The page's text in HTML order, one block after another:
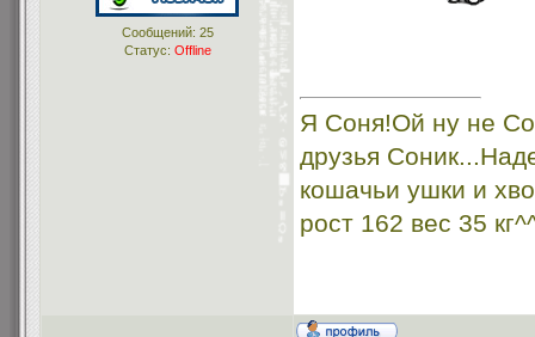
Сообщений: 25
Статус: Offline
Я Соня!Ой ну не
друзья
кошачьи ушки и
рост 162 вес 35